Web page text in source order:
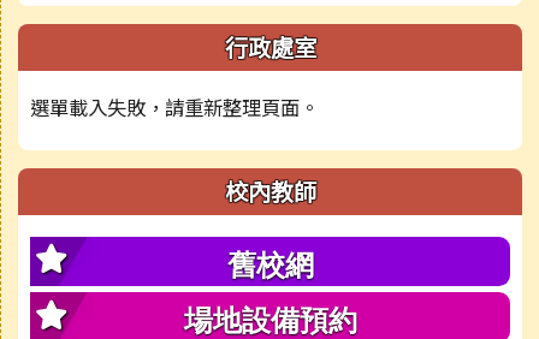
行政處室
選單載入失敗，請重新整理頁面。
校內教師
舊校網
場地設備預約